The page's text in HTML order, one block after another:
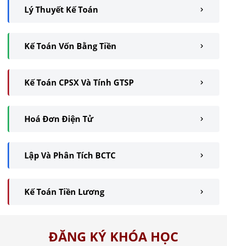
Lý Thuyết Kế Toán
Kế Toán Vốn Bằng Tiền
Kế Toán CPSX Và Tính GTSP
Hoá Đơn Điện Tử
Lập Và Phân Tích BCTC
Kế Toán Tiền Lương
ĐĂNG KÝ KHÓA HỌC